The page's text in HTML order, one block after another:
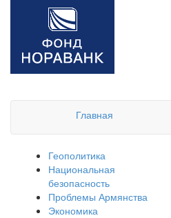
Главная
Геополитика
Национальная
безопасность
Проблемы Армянства
Экономика